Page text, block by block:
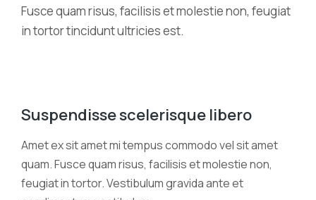
Fusce quam risus, facilisis et molestie non, feugiat
in tortor tincidunt ultricies est.
Suspendisse scelerisque libero
Amet ex sit amet mi tempus commodo vel sit amet
quam. Fusce quam risus, facilisis et molestie non,
feugiat in tortor. Vestibulum gravida ante et